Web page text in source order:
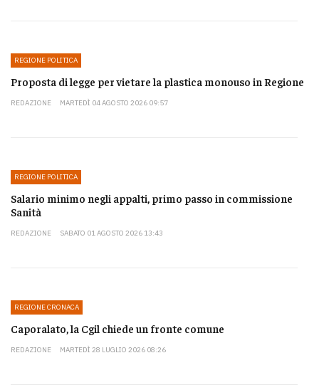
REGIONE POLITICA
Proposta di legge per vietare la plastica monouso in Regione
REDAZIONE MARTEDÌ 04 AGOSTO 2026 09:57
REGIONE POLITICA
Salario minimo negli appalti, primo passo in commissione
Sanità
REDAZIONE SABATO 01 AGOSTO 2026 13:43
REGIONE CRONACA
Caporalato, la Cgil chiede un fronte comune
REDAZIONE MARTEDÌ 28 LUGLIO 2026 08:26